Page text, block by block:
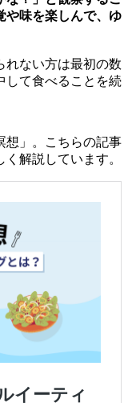
や味を楽しんで、ゆ
れない方は最初の数
して食べることを続
想」。こちらの記事
解説しています。